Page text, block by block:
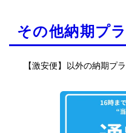
その他納期プ
【激安便】以外の納期プ